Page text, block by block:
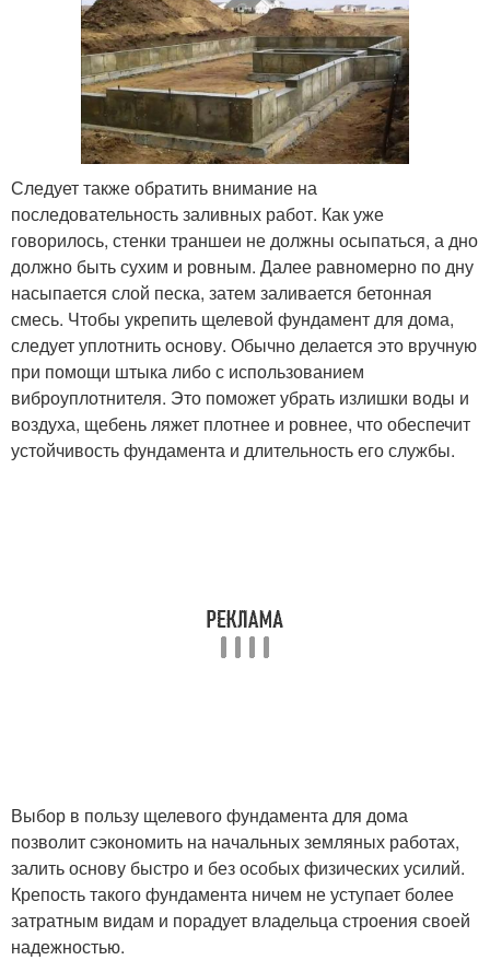
Следует также обратить внимание на
последовательность заливных работ. Как уже
говорилось, стенки траншеи не должны осыпаться, а дно
должно быть сухим и ровным. Далее равномерно по дну
насыпается слой песка, затем заливается бетонная
смесь. Чтобы укрепить щелевой фундамент для дома,
следует уплотнить основу. Обычно делается это вручную
при помощи штыка либо с использованием
виброуплотнителя. Это поможет убрать излишки воды и
воздуха, щебень ляжет плотнее и ровнее, что обеспечит
устойчивость фундамента и длительность его службы.
Выбор в пользу щелевого фундамента для дома
позволит сэкономить на начальных земляных работах,
залить основу быстро и без особых физических усилий.
Крепость такого фундамента ничем не уступает более
затратным видам и порадует владельца строения своей
надежностью.